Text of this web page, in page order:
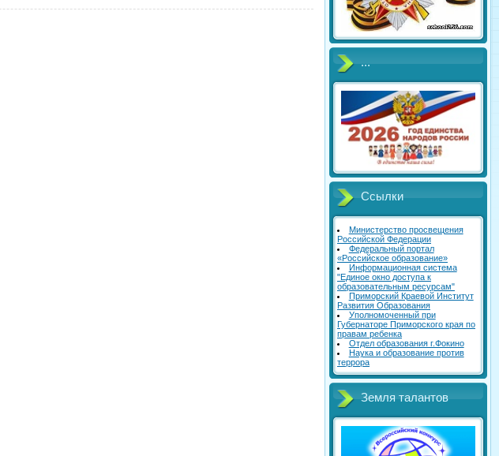
...
Ссылки
Министерство просвещения
Российской Федерации
Федеральный портал
«Российское образование»
Информационная система
"Единое окно доступа к
образовательным ресурсам"
Приморский Краевой Институт
Развития Образования
Уполномоченный при
Губернаторе Приморского края по
правам ребенка
Отдел образования г.Фокино
Наука и образование против
террора
Земля талантов